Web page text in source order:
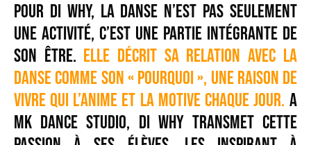
Pour Di Why, la danse n’est pas seulement
une activité, c’est une partie intégrante de
son être. Elle décrit sa relation avec la
danse comme son « pourquoi », une raison de
vivre qui l’anime et la motive chaque jour. A
MK DANCE Studio, Di Why transmet cette